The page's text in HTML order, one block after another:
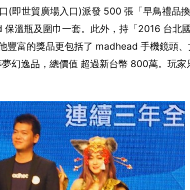
即世貿廣場入口)派發 500 張「早鳥禮品
溫瓶及圍巾一套。此外，持「2016 台北
富的獎品更包括了 madhead 手機鏡頭、
幻逸品，總價值 超過新台幣 800萬。玩家